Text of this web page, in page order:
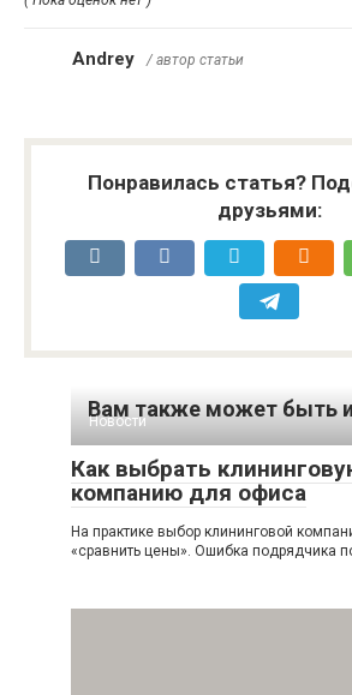
Andrey / автор статьи
Понравилась статья?
друзьями:
Вам также может быть
Новости
Как выбрать
компанию для офиса
На практике выбор клининговой
«сравнить цены». Ошибка подрядчика